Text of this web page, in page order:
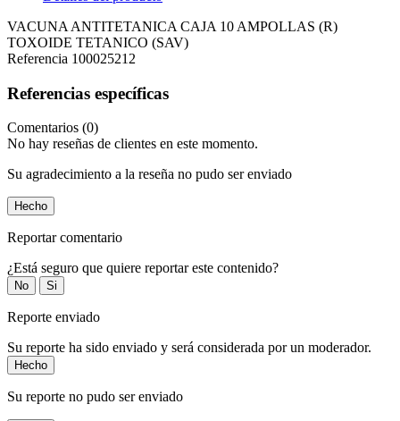
VACUNA ANTITETANICA CAJA 10 AMPOLLAS (R)
TOXOIDE TETANICO (SAV)
Referencia 100025212
Referencias específicas
Comentarios (0)
No hay reseñas de clientes en este momento.
Su agradecimiento a la reseña no pudo ser enviado
Hecho
Reportar comentario
¿Está seguro que quiere reportar este contenido?
No Si
Reporte enviado
Su reporte ha sido enviado y será considerada por un moderador.
Hecho
Su reporte no pudo ser enviado